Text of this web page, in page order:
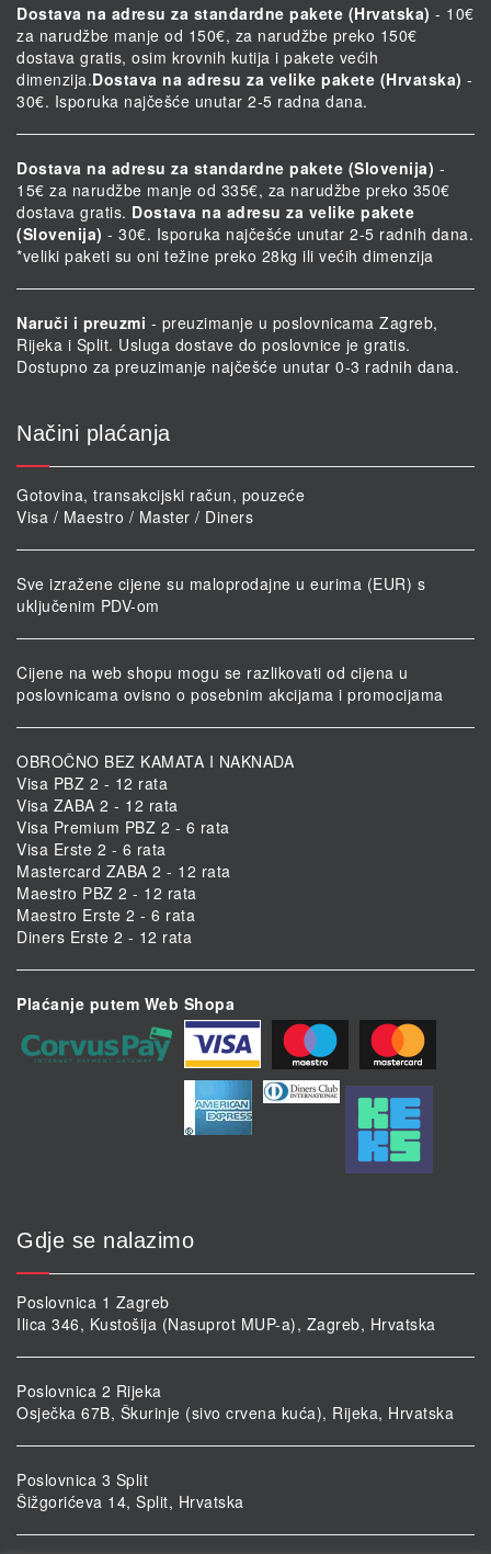
Dostava na adresu za standardne pakete (Hrvatska) - 10€
za narudžbe manje od 150€, za narudžbe preko 150€
dostava gratis, osim krovnih kutija i pakete većih
dimenzija.Dostava na adresu za velike pakete (Hrvatska) -
30€. Isporuka najčešće unutar 2-5 radna dana.
Dostava na adresu za standardne pakete (Slovenija) -
15€ za narudžbe manje od 335€, za narudžbe preko 350€
dostava gratis. Dostava na adresu za velike pakete
(Slovenija) - 30€. Isporuka najčešće unutar 2-5 radnih dana.
*veliki paketi su oni težine preko 28kg ili većih dimenzija
Naruči i preuzmi - preuzimanje u poslovnicama Zagreb,
Rijeka i Split. Usluga dostave do poslovnice je gratis.
Dostupno za preuzimanje najčešće unutar 0-3 radnih dana.
Načini plaćanja
Gotovina, transakcijski račun, pouzeće
Visa / Maestro / Master / Diners
Sve izražene cijene su maloprodajne u eurima (EUR) s
uključenim PDV-om
Cijene na web shopu mogu se razlikovati od cijena u
poslovnicama ovisno o posebnim akcijama i promocijama
OBROČNO BEZ KAMATA I NAKNADA
Visa PBZ 2 - 12 rata
Visa ZABA 2 - 12 rata
Visa Premium PBZ 2 - 6 rata
Visa Erste 2 - 6 rata
Mastercard ZABA 2 - 12 rata
Maestro PBZ 2 - 12 rata
Maestro Erste 2 - 6 rata
Diners Erste 2 - 12 rata
Plaćanje putem Web Shopa
Gdje se nalazimo
Poslovnica 1 Zagreb
Ilica 346, Kustošija (Nasuprot MUP-a), Zagreb, Hrvatska
Poslovnica 2 Rijeka
Osječka 67B, Škurinje (sivo crvena kuća), Rijeka, Hrvatska
Poslovnica 3 Split
Šižgorićeva 14, Split, Hrvatska